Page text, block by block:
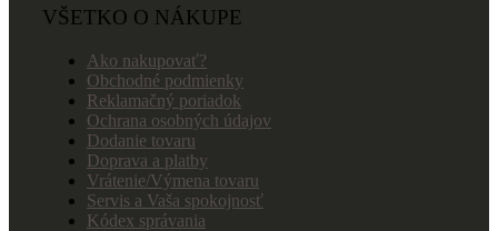
VŠETKO O NÁKUPE
Ako nakupovať?
Obchodné podmienky
Reklamačný poriadok
Ochrana osobných údajov
Dodanie tovaru
Doprava a platby
Vrátenie/Výmena tovaru
Servis a Vaša spokojnosť
Kódex správania